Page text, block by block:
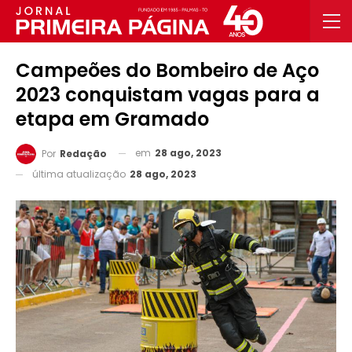
Campeões do Bombeiro de Aço
2023 conquistam vagas para a
etapa em Gramado
Por Redação em 28 ago, 2023
última atualização 28 ago, 2023